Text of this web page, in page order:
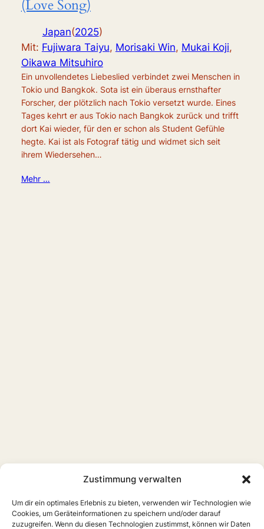
Zustimmung verwalten
Um dir ein optimales Erlebnis zu bieten, verwenden wir Technologien wie
Cookies, um Geräteinformationen zu speichern und/oder darauf
zuzugreifen. Wenn du diesen Technologien zustimmst, können wir Daten
(Love Song)
Japan(2025)
Mit: Fujiwara Taiyu, Morisaki Win, Mukai Koji,
Oikawa Mitsuhiro
Ein unvollendetes Liebeslied verbindet zwei Menschen in
Tokio und Bangkok. Sota ist ein überaus ernsthafter
Forscher, der plötzlich nach Tokio versetzt wurde. Eines
Tages kehrt er aus Tokio nach Bangkok zurück und trifft
dort Kai wieder, für den er schon als Student Gefühle
hegte. Kai ist als Fotograf tätig und widmet sich seit
ihrem Wiedersehen…
Mehr …